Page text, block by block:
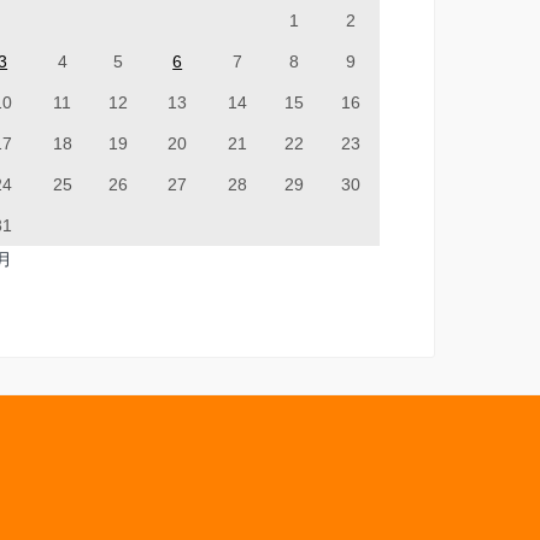
1 2
4 5 6 7 8 9
11 12 13 14 15 16
18 19 20 21 22 23
25 26 27 28 29 30